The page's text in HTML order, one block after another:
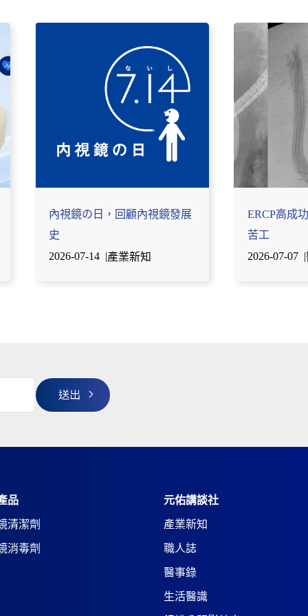
內視鏡の日，回顧內視鏡發展
史
2026-07-14 |產業新知
ERCP高成
苦工
2026-07-07 |
品
清潔劑
消毒劑
元佑講談社
產業新知
職人誌
醫事錄
生活醫識